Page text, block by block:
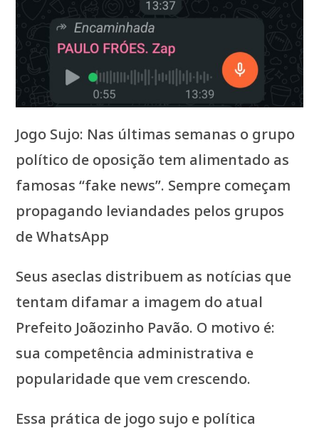
Jogo Sujo: Nas últimas semanas o grupo
político de oposição tem alimentado as
famosas “fake news”. Sempre começam
propagando leviandades pelos grupos
de WhatsApp
Seus aseclas distribuem as notícias que
tentam difamar a imagem do atual
Prefeito Joãozinho Pavão. O motivo é:
sua competência administrativa e
popularidade que vem crescendo.
Essa prática de jogo sujo e política